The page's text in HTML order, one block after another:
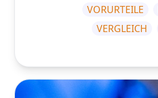
VORURTEILE
VERGLEICH